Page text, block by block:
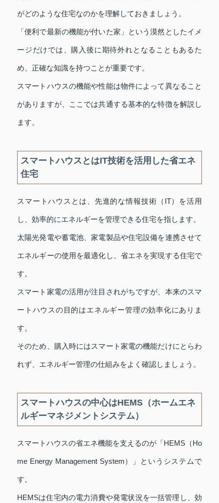
がどのような住宅なのかを理解しておきましょう。
「便利で最新の機能が付いた家」という漠然としたイメ
ージだけでは、購入後に期待外れとなることもあるた
め、正確な知識を持つことが重要です。
スマートハウスの機能や性能は物件によって異なること
がありますが、ここでは共通する基本的な特徴を解説し
ます。
スマートハウスとはIT技術を活用した省エネ
住宅
スマートハウスとは、先進的な情報技術（IT）を活用
し、効率的にエネルギーを管理できる住宅を指します。
太陽光発電や蓄電池、家電製品や住宅設備を連携させて
エネルギーの使用を最適化し、省エネを実現する住宅で
す。
スマート家電の活用が注目されがちですが、本来のスマ
ートハウスの目的はエネルギー管理の効率化にありま
す。
そのため、購入時にはスマート家電の機能だけにとらわ
れず、エネルギー管理の仕組みをよく確認しましょう。
スマートハウスの中心はHEMS（ホームエネ
ルギーマネジメントシステム）
スマートハウスの省エネ機能を支えるのが「HEMS（Ho
me Energy Management System）」というシステムで
す。
HEMSは住宅内の電力消費や発電状況を一括管理し、効